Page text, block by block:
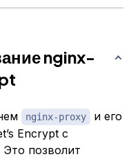
nginx-
nginx-proxy
и его
Encrypt с
позволит